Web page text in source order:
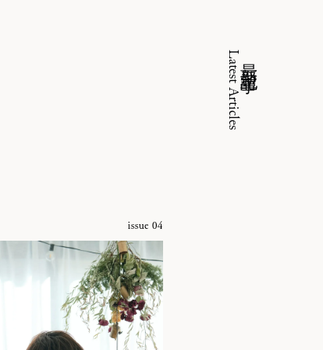
Latest Articles
issue 04